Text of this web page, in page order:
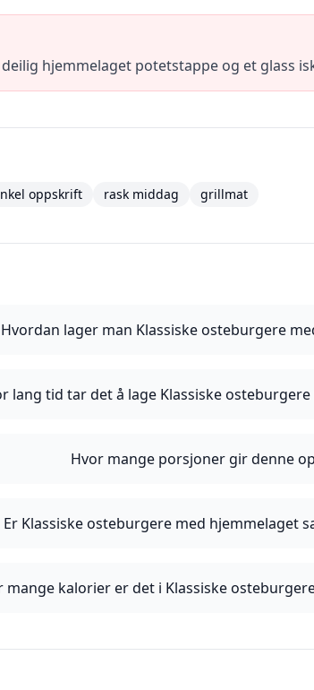
hjemmelaget potetstappe og et glass
oppskrift rask middag grillmat
Hvordan lager man Klassiske osteburgere
lang tid tar det å lage Klassiske
Hvor mange porsjoner gir denne
Er Klassiske osteburgere med hjemmelaget
mange kalorier er det i Klassiske